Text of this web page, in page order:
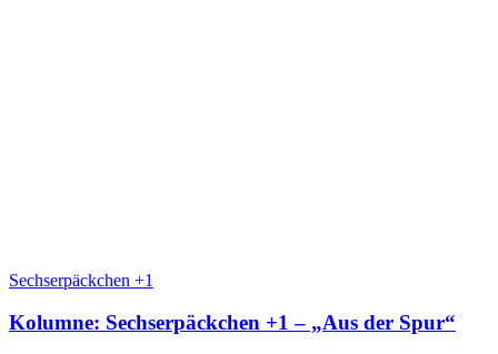
Sechserpäckchen +1
Kolumne: Sechserpäckchen +1 – „Aus der Spur“